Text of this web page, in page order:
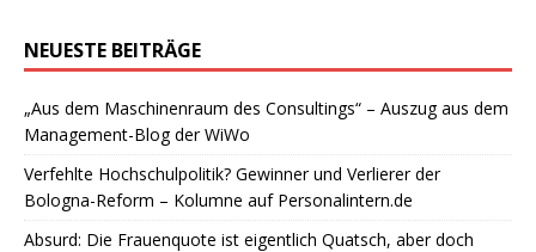
NEUESTE BEITRÄGE
„Aus dem Maschinenraum des Consultings“ – Auszug aus dem
Management-Blog der WiWo
Verfehlte Hochschulpolitik? Gewinner und Verlierer der
Bologna-Reform – Kolumne auf Personalintern.de
Absurd: Die Frauenquote ist eigentlich Quatsch, aber doch